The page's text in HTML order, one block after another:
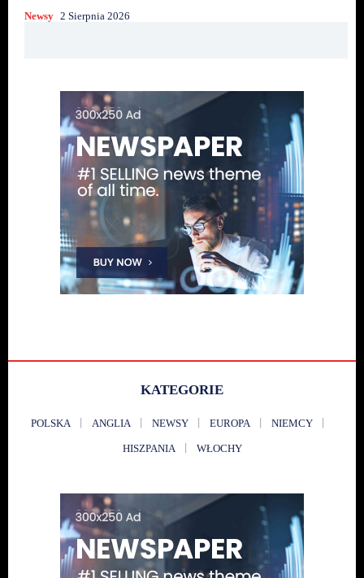
Newsy 2 Sierpnia 2026
KATEGORIE
POLSKA ANGLIA NEWSY EUROPA NIEMCY
HISZPANIA WŁOCHY